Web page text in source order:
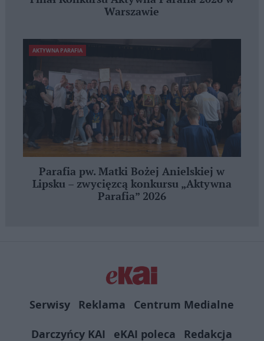
Warszawie
AKTYWNA PARAFIA
Parafia pw. Matki Bożej Anielskiej w
Lipsku – zwycięzcą konkursu „Aktywna
Parafia” 2026
Serwisy Reklama
Centrum Medialne
Darczyńcy KAI
eKAI poleca Redakcja